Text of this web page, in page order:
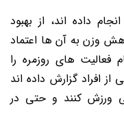
داده اند، از بهبود
وزن به آن ها اعتماد
فعالیت های روزمره را
افراد گزارش داده اند
ورزش کنند و حتی در